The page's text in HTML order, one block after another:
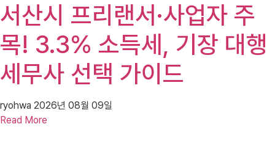
서산시 프리랜서·사업자 주
목! 3.3% 소득세, 기장 대행
세무사 선택 가이드
ryohwa 2026년 08월 09일
Read More